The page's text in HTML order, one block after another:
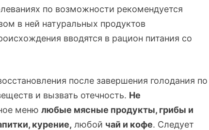
по возможности рекомендуется
в ней натуральных продуктов
вводятся в рацион питания со
после завершения голодания по
и вызвать отечность. Не
менюлюбые мясные продукты, грибы и
курение, любой чай и кофе. Следует